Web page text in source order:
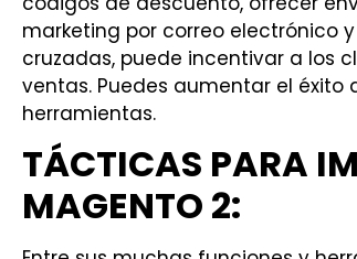
marketing por correo electrónico
cruzadas, puede incentivar a los
ventas. Puedes aumentar el éxito
herramientas.
TÁCTICAS PARA
MAGENTO 2: